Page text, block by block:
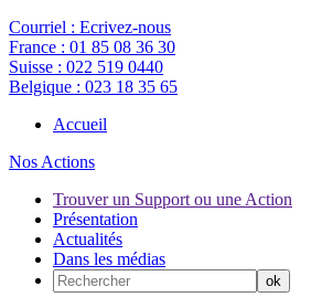
Courriel : Ecrivez-nous
France : 01 85 08 36 30
Suisse : 022 519 0440
Belgique : 023 18 35 65
Accueil
Nos Actions
Trouver un Support ou une Action
Présentation
Actualités
Dans les médias